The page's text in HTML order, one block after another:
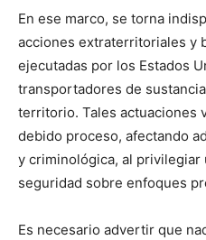
En ese marco, se torna
acciones extraterritoriales y
ejecutadas por los Estados
transportadores de
territorio. Tales actuaciones
debido proceso, afectando
y criminológica, al privilegiar
seguridad sobre enfoques
Es necesario advertir que